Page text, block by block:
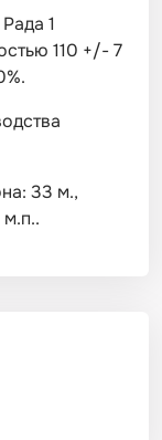
1
110 +/- 7
33 м.,